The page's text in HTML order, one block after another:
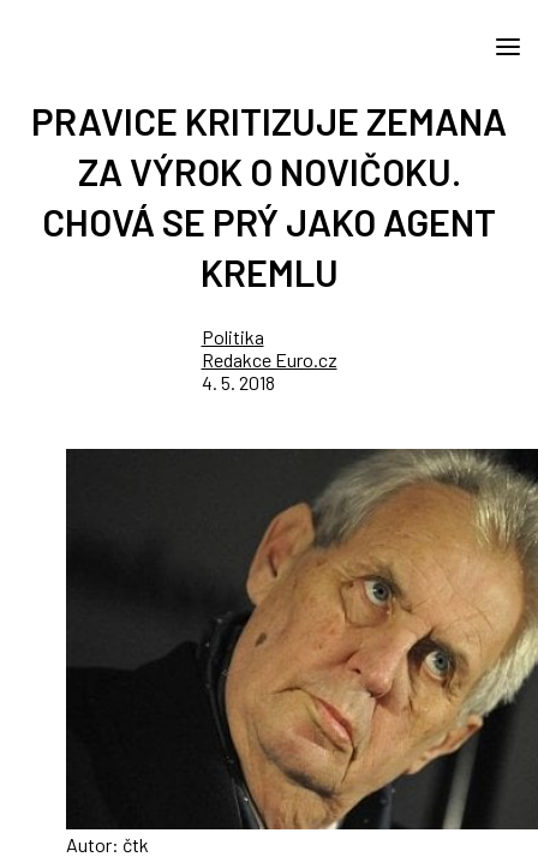
PRAVICE KRITIZUJE ZEMANA
ZA VÝROK O NOVIČOKU.
CHOVÁ SE PRÝ JAKO AGENT
KREMLU
Politika
Redakce Euro.cz
4. 5. 2018
Autor: čtk